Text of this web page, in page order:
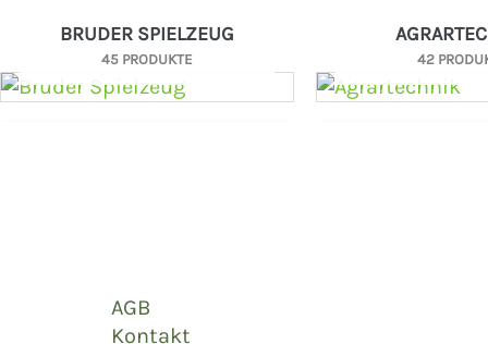
BRUDER SPIELZEUG
45 PRODUKTE 42
AGB
Kontakt